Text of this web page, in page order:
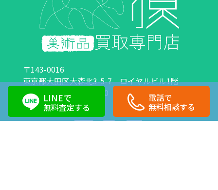
LINEで
無料査定する
電話で
無料相談する
〒143-0016
東京都大田区大森北3-5-7 ロイヤルビル1階
営業時間：10:00～18:00 定休日：日曜日・祝日
0120-89-0007 03-6423-1033